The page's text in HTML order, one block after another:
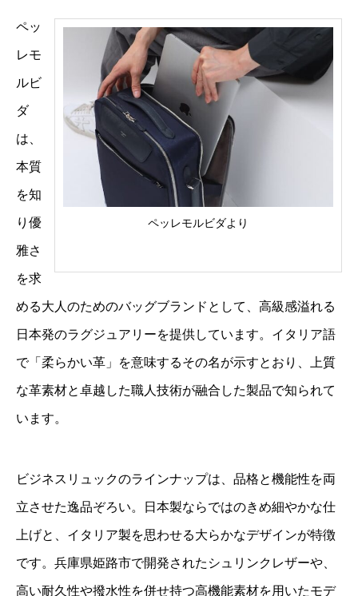
ペッレモルビダより
ペッ
レモ
ルビ
ダ
は、
本質
を知
り優
雅さ
を求
める大人のためのバッグブランドとして、高級感溢れる
日本発のラグジュアリーを提供しています。イタリア語
で「柔らかい革」を意味するその名が示すとおり、上質
な革素材と卓越した職人技術が融合した製品で知られて
います。
ビジネスリュックのラインナップは、品格と機能性を両
立させた逸品ぞろい。日本製ならではのきめ細やかな仕
上げと、イタリア製を思わせる大らかなデザインが特徴
です。兵庫県姫路市で開発されたシュリンクレザーや、
高い耐久性や撥水性を併せ持つ高機能素材を用いたモデ